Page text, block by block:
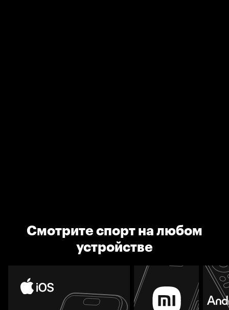
Смотрите спорт на любом
устройстве